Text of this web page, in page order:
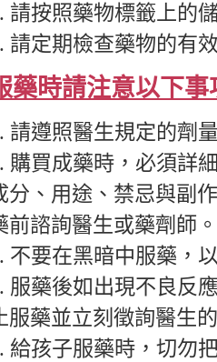
請按照藥物標籤上的
請定期檢查藥物的有
藥時請注意以下事
請遵照醫生規定的劑
購買成藥時，必須詳
分、用途、禁忌與副
前諮詢醫生或藥劑師。
不要在黑暗中服藥，
服藥後如出現不良反
服藥並立刻徵詢醫生
給孩子服藥時，切勿